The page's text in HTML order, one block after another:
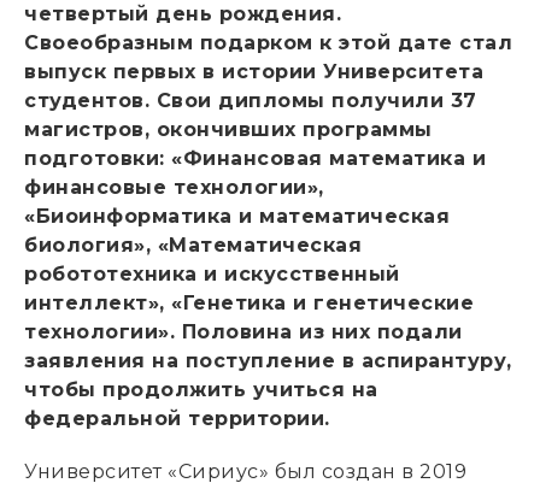
четвертый день рождения.
Своеобразным подарком к этой дате стал
выпуск первых в истории Университета
студентов. Свои дипломы получили 37
магистров, окончивших программы
подготовки: «Финансовая математика и
финансовые технологии»,
«Биоинформатика и математическая
биология», «Математическая
робототехника и искусственный
интеллект», «Генетика и генетические
технологии». Половина из них подали
заявления на поступление в аспирантуру,
чтобы продолжить учиться на
федеральной территории.
Университет «Сириус» был создан в 2019